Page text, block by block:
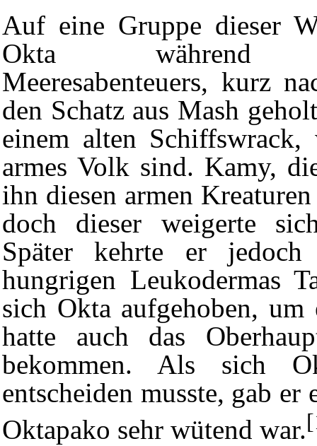
Auf eine Gruppe dieser
Okta während
Meeresabenteuers, kurz
den Schatz aus Mash
einem alten
armes Volk sind. Kamy,
ihn diesen armen
doch dieser weigerte
Später kehrte er
hungrigen Leukodermas
sich Okta aufgehoben,
hatte auch das
bekommen. Als sich
entscheiden musste, gab
Oktapako sehr wütend war.